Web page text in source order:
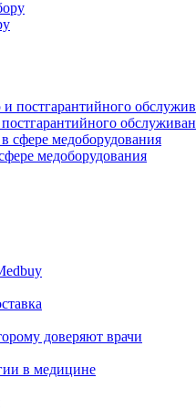
медоборудования
доверяют врачи
в медицине